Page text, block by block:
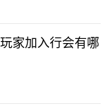
家加入行会有哪